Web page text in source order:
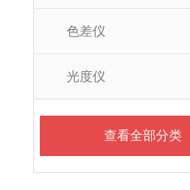
色差仪
光度仪
查看全部分类